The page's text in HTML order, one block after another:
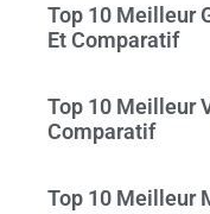
Top 10 Meilleur
Et Comparatif
Top 10 Meilleur
Comparatif
Top 10 Meilleur